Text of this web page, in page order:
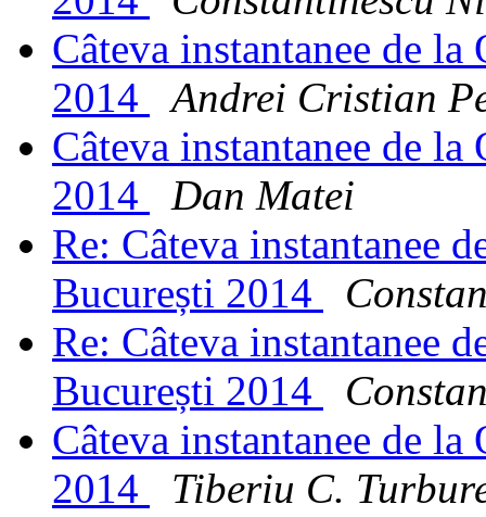
Câteva instantanee de
2014
Andrei Cristian
Câteva instantanee de
2014
Dan Matei
Re: Câteva instantanee
București 2014
Re: Câteva instantanee
București 2014
Câteva instantanee de
2014
Tiberiu C.